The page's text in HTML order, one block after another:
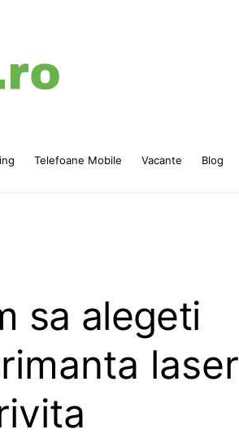
Telefoane Mobile Vacante Blog
sa alegeti
laser